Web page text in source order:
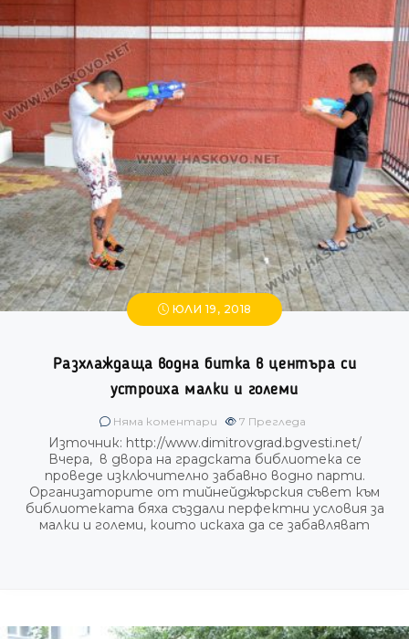
ЮЛИ 19, 2018
Разхлаждаща водна битка в центъра си
устроиха малки и големи
Няма коментари 7 Прегледа
Източник: http://www.dimitrovgrad.bgvesti.net/
Вчера, в двора на градската библиотека се
проведе изключително забавно водно парти.
Организаторите от тийнейджърския съвет към
библиотеката бяха създали перфектни условия за
малки и големи, които искаха да се забавляват